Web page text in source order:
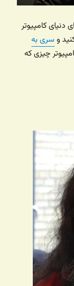
دنیای کامپیوتر
و سری به
چیزی که